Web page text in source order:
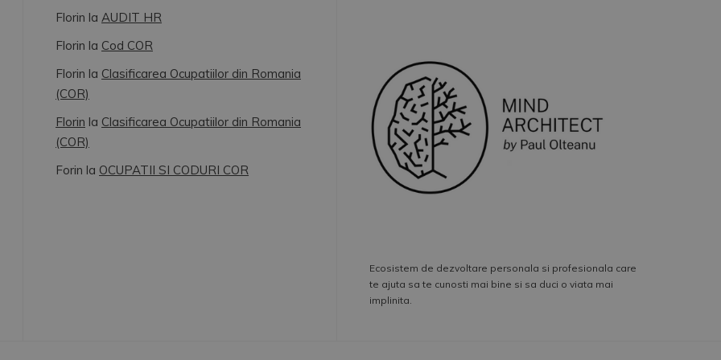
Florin la AUDIT HR
Florin la Cod COR
Florin la Clasificarea Ocupatiilor din Romania
(COR)
Florin la Clasificarea Ocupatiilor din Romania
(COR)
Forin la OCUPATII SI CODURI COR
Ecosistem de dezvoltare personala si profesionala care
te ajuta sa te cunosti mai bine si sa duci o viata mai
implinita.